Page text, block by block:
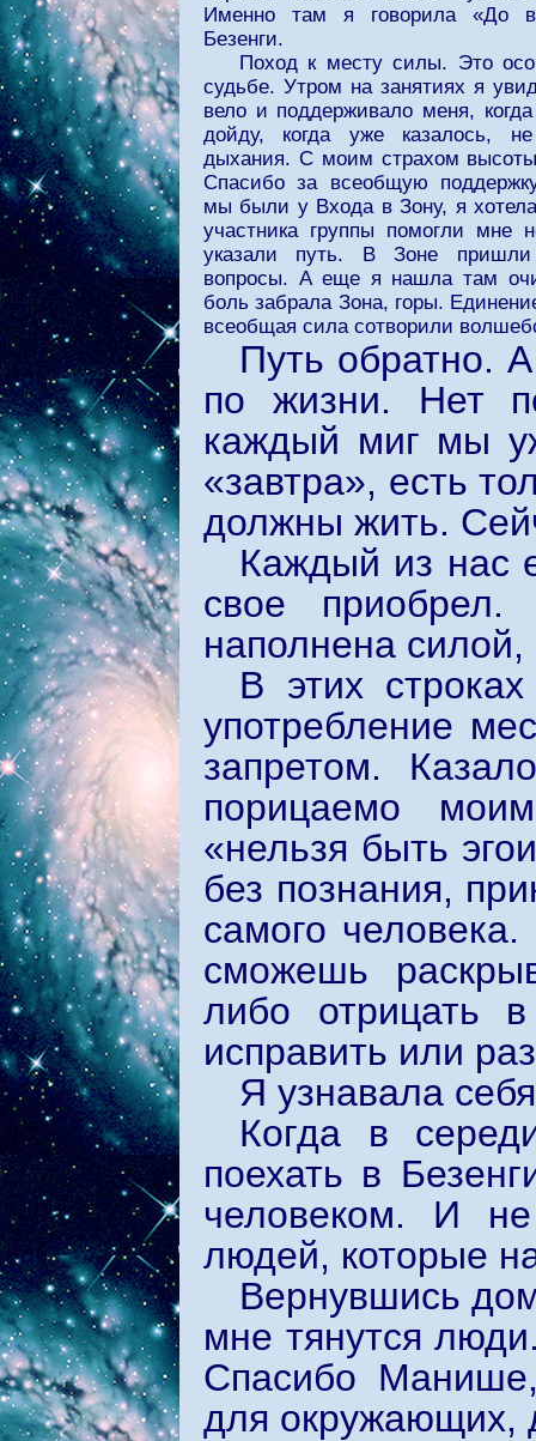
Именно там я говорила «До
Безенги.
Поход к месту силы. Это
судьбе. Утром на занятиях я
вело и поддерживало меня,
дойду, когда уже казалось,
дыхания. С моим страхом
Спасибо за всеобщую
мы были у Входа в Зону, я
участника группы помогли мне
указали путь. В Зоне
вопросы. А еще я нашла там
боль забрала Зона, горы.
всеобщая сила сотворили
Путь обратно.
по жизни. Нет
каждый миг мы
«завтра», есть
должны жить.
Каждый из нас
свое
наполнена
В этих
употребление
запретом.
порицаемо
«нельзя быть
без познания,
самого
сможешь
либо отрицать
исправить или
Я узнавала
Когда в
поехать в
человеком. И
людей, которые
Вернувшись
мне тянутся
Спасибо
для окружающих,